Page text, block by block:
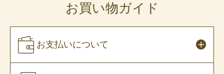
お買い物ガイド
お支払いについて